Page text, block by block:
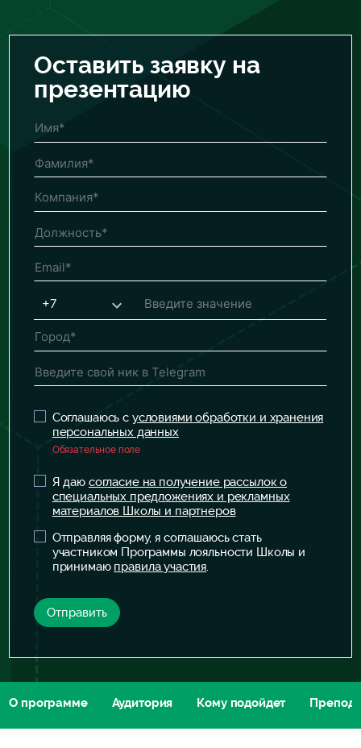
Оставить заявку на
презентацию
Соглашаюсь с условиями обработки и хранения
персональных данных
Обязательное поле
Я даю согласие на получение рассылок о
специальных предложениях и рекламных
материалов Школы и партнеров
Отправляя форму, я соглашаюсь стать
участником Программы лояльности Школы и
принимаю правила участия.
Отправить
О программе Аудитория Кому подойдет